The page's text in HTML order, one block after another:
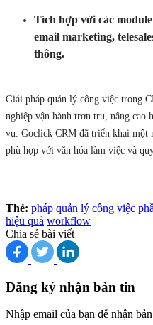
Tích hợp với các
email marketing,
thông.
Giải pháp quản lý công việc trong
nghiệp vận hành trơn tru, nâng cao
vụ. Goclick CRM đã triển khai một
phù hợp với văn hóa làm việc và
Thẻ: pháp quản lý công việc
hiệu quả workflow
Chia sẻ bài viết
Đăng ký nhận bản tin
Nhập email của bạn để nhận